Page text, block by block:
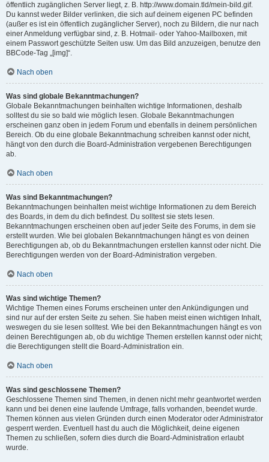
öffentlich zugänglichen Server liegt, z. B. http://www.domain.tld/mein-bild.gif.
Du kannst weder Bilder verlinken, die sich auf deinem eigenen PC befinden
(außer es ist ein öffentlich zugänglicher Server), noch zu Bildern, die nur nach
einer Anmeldung verfügbar sind, z. B. Hotmail- oder Yahoo-Mailboxen, mit
einem Passwort geschützte Seiten usw. Um das Bild anzuzeigen, benutze den
BBCode-Tag „[img]“.
Nach oben
Was sind globale Bekanntmachungen?
Globale Bekanntmachungen beinhalten wichtige Informationen, deshalb
solltest du sie so bald wie möglich lesen. Globale Bekanntmachungen
erscheinen ganz oben in jedem Forum und ebenfalls in deinem persönlichen
Bereich. Ob du eine globale Bekanntmachung schreiben kannst oder nicht,
hängt von den durch die Board-Administration vergebenen Berechtigungen
ab.
Nach oben
Was sind Bekanntmachungen?
Bekanntmachungen beinhalten meist wichtige Informationen zu dem Bereich
des Boards, in dem du dich befindest. Du solltest sie stets lesen.
Bekanntmachungen erscheinen oben auf jeder Seite des Forums, in dem sie
erstellt wurden. Wie bei globalen Bekanntmachungen hängt es von deinen
Berechtigungen ab, ob du Bekanntmachungen erstellen kannst oder nicht. Die
Berechtigungen werden von der Board-Administration vergeben.
Nach oben
Was sind wichtige Themen?
Wichtige Themen eines Forums erscheinen unter den Ankündigungen und
sind nur auf der ersten Seite zu sehen. Sie haben meist einen wichtigen Inhalt,
weswegen du sie lesen solltest. Wie bei den Bekanntmachungen hängt es von
deinen Berechtigungen ab, ob du wichtige Themen erstellen kannst oder nicht;
die Berechtigungen stellt die Board-Administration ein.
Nach oben
Was sind geschlossene Themen?
Geschlossene Themen sind Themen, in denen nicht mehr geantwortet werden
kann und bei denen eine laufende Umfrage, falls vorhanden, beendet wurde.
Themen können aus vielen Gründen durch einen Moderator oder Administrator
gesperrt werden. Eventuell hast du auch die Möglichkeit, deine eigenen
Themen zu schließen, sofern dies durch die Board-Administration erlaubt
wurde.